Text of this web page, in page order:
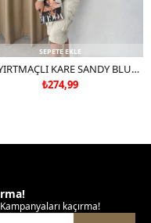
SEPETE EKLE
BEL YIRTMAÇLI KARE SANDY BLUZ GRİ
₺274,99
kaçırma!